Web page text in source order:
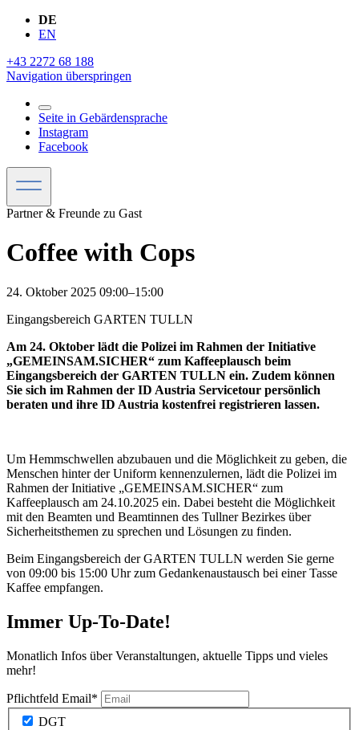
DE
EN
+43 2272 68 188
Navigation überspringen
Seite in Gebärdensprache
Instagram
Facebook
Partner & Freunde zu Gast
Coffee with Cops
24. Oktober 2025 09:00–15:00
Eingangsbereich GARTEN TULLN
Am 24. Oktober lädt die Polizei im Rahmen der Initiative
„GEMEINSAM.SICHER“ zum Kaffeeplausch beim
Eingangsbereich der GARTEN TULLN ein. Zudem können
Sie sich im Rahmen der ID Austria Servicetour persönlich
beraten und ihre ID Austria kostenfrei registrieren lassen.
Um Hemmschwellen abzubauen und die Möglichkeit zu geben, die
Menschen hinter der Uniform kennenzulernen, lädt die Polizei im
Rahmen der Initiative „GEMEINSAM.SICHER“ zum
Kaffeeplausch am 24.10.2025 ein. Dabei besteht die Möglichkeit
mit den Beamten und Beamtinnen des Tullner Bezirkes über
Sicherheitsthemen zu sprechen und Lösungen zu finden.
Beim Eingangsbereich der GARTEN TULLN werden Sie gerne
von 09:00 bis 15:00 Uhr zum Gedankenaustausch bei einer Tasse
Kaffee empfangen.
Immer Up-To-Date!
Monatlich Infos über Veranstaltungen, aktuelle Tipps und vieles
mehr!
Pflichtfeld Email*
DGT